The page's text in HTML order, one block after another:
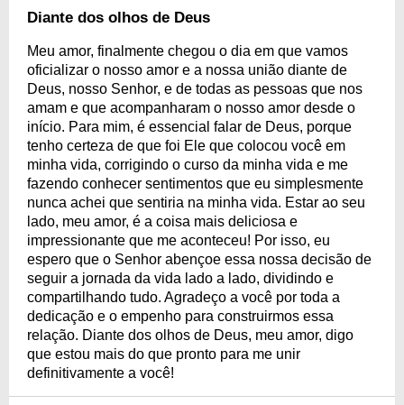
Diante dos olhos de Deus
Meu amor, finalmente chegou o dia em que vamos
oficializar o nosso amor e a nossa união diante de
Deus, nosso Senhor, e de todas as pessoas que nos
amam e que acompanharam o nosso amor desde o
início. Para mim, é essencial falar de Deus, porque
tenho certeza de que foi Ele que colocou você em
minha vida, corrigindo o curso da minha vida e me
fazendo conhecer sentimentos que eu simplesmente
nunca achei que sentiria na minha vida. Estar ao seu
lado, meu amor, é a coisa mais deliciosa e
impressionante que me aconteceu! Por isso, eu
espero que o Senhor abençoe essa nossa decisão de
seguir a jornada da vida lado a lado, dividindo e
compartilhando tudo. Agradeço a você por toda a
dedicação e o empenho para construirmos essa
relação. Diante dos olhos de Deus, meu amor, digo
que estou mais do que pronto para me unir
definitivamente a você!